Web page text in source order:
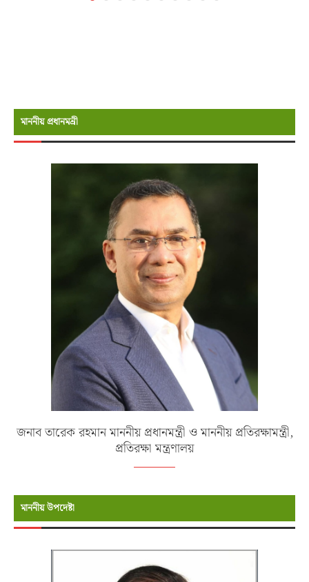
মাননীয় প্রধানমন্রী
জনাব তারেক রহমান মাননীয় প্রধানমন্ত্রী ও মাননীয় প্রতিরক্ষামন্ত্রী,
প্রতিরক্ষা মন্ত্রণালয়
মাননীয় উপদেষ্টা